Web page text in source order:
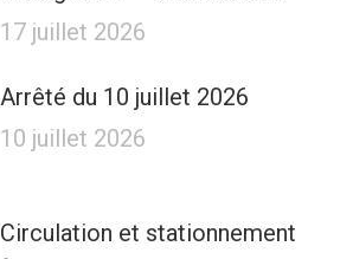
17 juillet 2026
Arrêté du 10 juillet 2026
10 juillet 2026
Circulation et stationnement